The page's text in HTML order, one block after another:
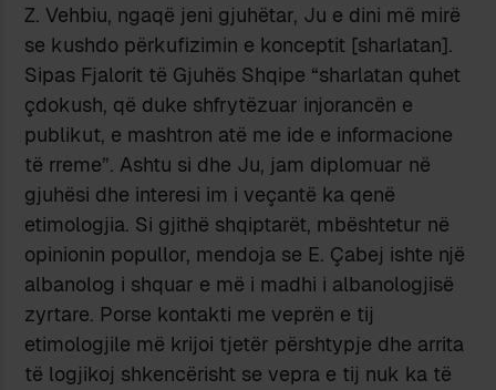
Z. Vehbiu, ngaqë jeni gjuhëtar, Ju e dini më mirë
se kushdo përkufizimin e konceptit [sharlatan].
Sipas Fjalorit të Gjuhës Shqipe “sharlatan quhet
çdokush, që duke shfrytëzuar injorancën e
publikut, e mashtron atë me ide e informacione
të rreme”. Ashtu si dhe Ju, jam diplomuar në
gjuhësi dhe interesi im i veçantë ka qenë
etimologjia. Si gjithë shqiptarët, mbështetur në
opinionin popullor, mendoja se E. Çabej ishte një
albanolog i shquar e më i madhi i albanologjisë
zyrtare. Porse kontakti me veprën e tij
etimologjile më krijoi tjetër përshtypje dhe arrita
të logjikoj shkencërisht se vepra e tij nuk ka të